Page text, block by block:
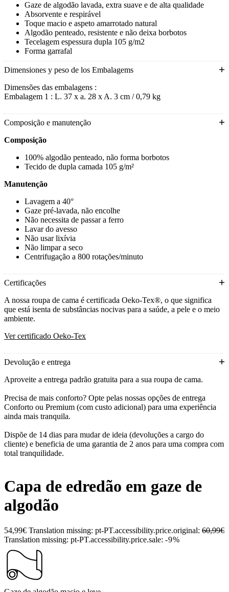
Gaze de algodão lavada, extra suave e de alta qualidade
Absorvente e respirável
Toque macio e aspeto amarrotado natural
Algodão penteado, resistente e não deixa borbotos
Tecelagem espessura dupla 105 g/m2
Forma garrafal
Dimensiones y peso de los Embalagems
Dimensões das embalagens :
Embalagem 1 : L. 37 x a. 28 x A. 3 cm / 0,79 kg
Composição e manutenção
Composição
100% algodão penteado, não forma borbotos
Tecido de dupla camada 105 g/m²
Manutenção
Lavagem a 40°
Gaze pré-lavada, não encolhe
Não necessita de passar a ferro
Lavar do avesso
Não usar lixívia
Não limpar a seco
Centrifugação a 800 rotações/minuto
Certificações
A nossa roupa de cama é certificada Oeko-Tex®, o que significa
que está isenta de substâncias nocivas para a saúde, a pele e o meio
ambiente.
Ver certificado Oeko-Tex
Devolução e entrega
Aproveite a entrega padrão gratuita para a sua roupa de cama.
Precisa de mais conforto? Opte pelas nossas opções de entrega
Conforto ou Premium (com custo adicional) para uma experiência
ainda mais tranquila.
Dispõe de 14 dias para mudar de ideia (devoluções a cargo do
cliente) e beneficia de uma garantia de 2 anos para uma compra com
total tranquilidade.
Capa de edredão em gaze de
algodão
54,99€ Translation missing: pt-PT.accessibility.price.original: 60,99€
Translation missing: pt-PT.accessibility.price.sale: -9%